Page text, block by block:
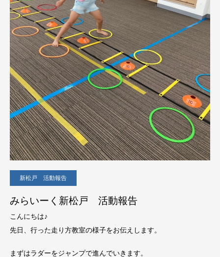
新松戸 活動報告
みらいーく新松戸 活動報告
こんにちは♪
先日、行った走り方教室の様子をお伝えします。
まずはラダーをジャンプで進んでいきます。